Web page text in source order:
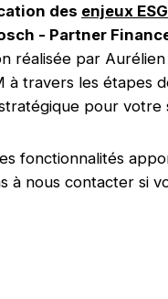
des enjeux ESG
- Partner
réalisée par
à travers les étapes
pour votre
fonctionnalités
nous contacter si